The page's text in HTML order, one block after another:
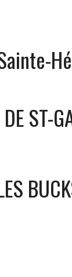
DE ST-